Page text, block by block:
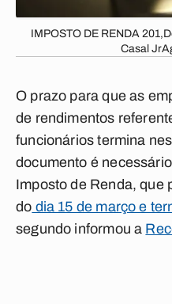
IMPOSTO DE RENDA
Casal
O prazo para que as
de rendimentos
funcionários termina
documento é
Imposto de Renda, que
do dia 15 de março e
segundo informou a